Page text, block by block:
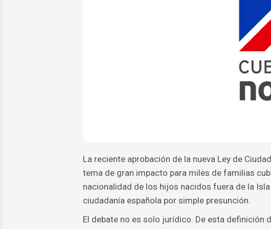
La reciente aprobación de la nueva Ley de
tema de gran impacto para miles de familias
nacionalidad de los hijos nacidos fuera de la
ciudadanía española por simple presunción.
El debate no es solo jurídico. De esta definición